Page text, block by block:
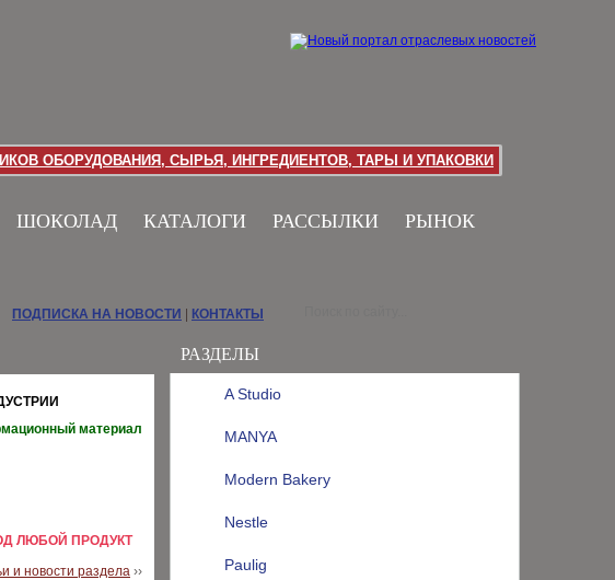
ОБОРУДОВАНИЯ, СЫРЬЯ, ИНГРЕДИЕНТОВ, ТАРЫ И УПАКОВКИ
ШОКОЛАД КАТАЛОГИ РАССЫЛКИ РЫНОК
РАЗДЕЛЫ
A Studio
MANYA
Modern Bakery
Nestle
Paulig
ПОДПИСКА НА НОВОСТИ КОНТАКТЫ
материал
ЛЮБОЙ ПРОДУКТ
и новости раздела ››